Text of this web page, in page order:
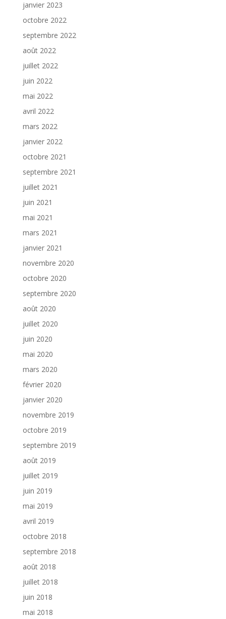
janvier 2023
octobre 2022
septembre 2022
août 2022
juillet 2022
juin 2022
mai 2022
avril 2022
mars 2022
janvier 2022
octobre 2021
septembre 2021
juillet 2021
juin 2021
mai 2021
mars 2021
janvier 2021
novembre 2020
octobre 2020
septembre 2020
août 2020
juillet 2020
juin 2020
mai 2020
mars 2020
février 2020
janvier 2020
novembre 2019
octobre 2019
septembre 2019
août 2019
juillet 2019
juin 2019
mai 2019
avril 2019
octobre 2018
septembre 2018
août 2018
juillet 2018
juin 2018
mai 2018